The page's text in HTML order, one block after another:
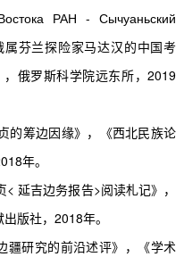
РАН - Сычуаньский
属芬兰探险家马达汉的中国考
，俄罗斯科学院远东所，2019
的筹边因缘》，《西北民族论
年。
<延吉边务报告>阅读札记》，
版社， 2018年。
疆研究的前沿述评》，《学术